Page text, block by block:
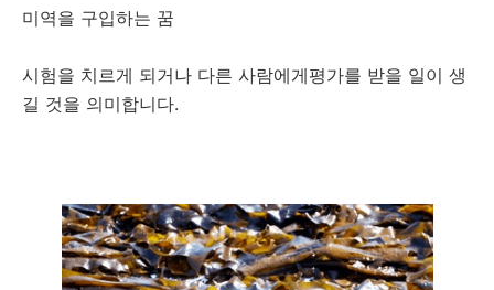
미역을 구입하는 꿈
시험을 치르게 되거나 다른 사람에게평가를 받을 일이 생
길 것을 의미합니다.